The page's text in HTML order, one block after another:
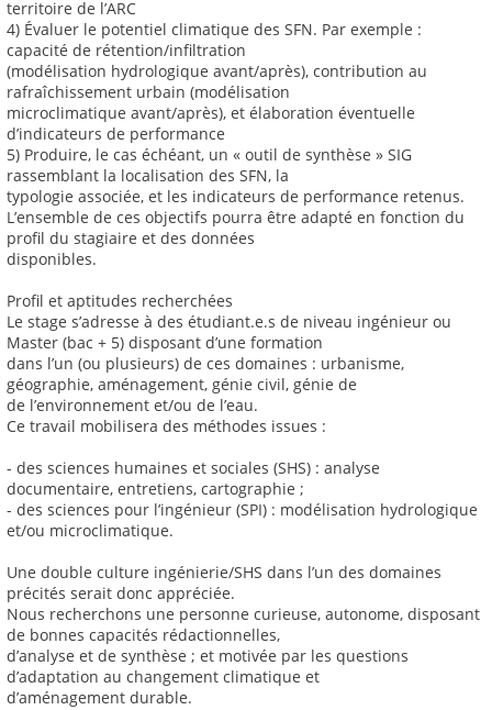
territoire de l’ARC
4) Évaluer le potentiel climatique des SFN. Par exemple :
capacité de rétention/infiltration
(modélisation hydrologique avant/après), contribution au
rafraîchissement urbain (modélisation
microclimatique avant/après), et élaboration éventuelle
d’indicateurs de performance
5) Produire, le cas échéant, un « outil de synthèse » SIG
rassemblant la localisation des SFN, la
typologie associée, et les indicateurs de performance retenus.
L’ensemble de ces objectifs pourra être adapté en fonction du
profil du stagiaire et des données
disponibles.
Profil et aptitudes recherchées
Le stage s’adresse à des étudiant.e.s de niveau ingénieur ou
Master (bac + 5) disposant d’une formation
dans l’un (ou plusieurs) de ces domaines : urbanisme,
géographie, aménagement, génie civil, génie de
de l’environnement et/ou de l’eau.
Ce travail mobilisera des méthodes issues :
- des sciences humaines et sociales (SHS) : analyse
documentaire, entretiens, cartographie ;
- des sciences pour l’ingénieur (SPI) : modélisation hydrologique
et/ou microclimatique.
Une double culture ingénierie/SHS dans l’un des domaines
précités serait donc appréciée.
Nous recherchons une personne curieuse, autonome, disposant
de bonnes capacités rédactionnelles,
d’analyse et de synthèse ; et motivée par les questions
d’adaptation au changement climatique et
d’aménagement durable.